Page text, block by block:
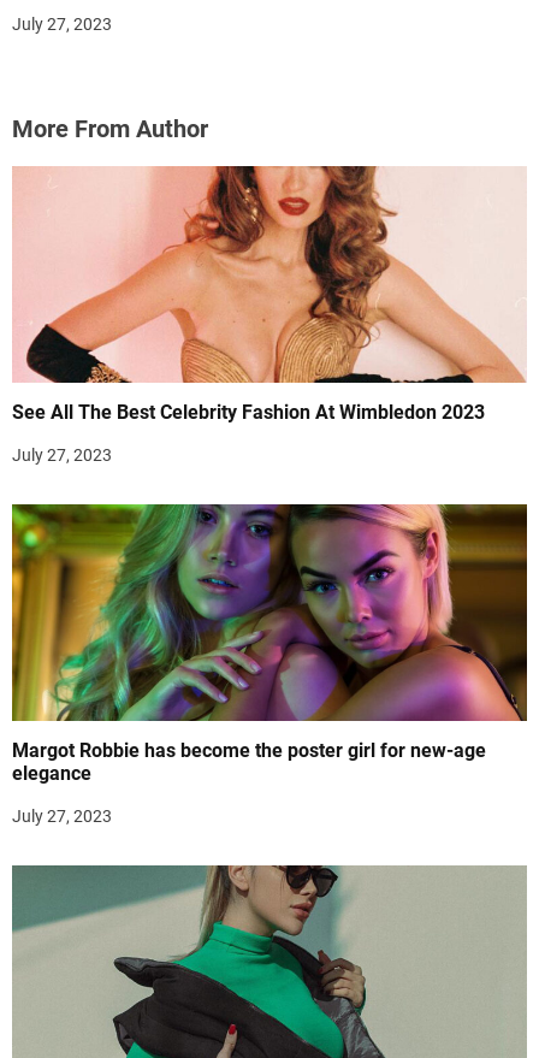
July 27, 2023
More From Author
See All The Best Celebrity Fashion At Wimbledon 2023
July 27, 2023
Margot Robbie has become the poster girl for new-age
elegance
July 27, 2023